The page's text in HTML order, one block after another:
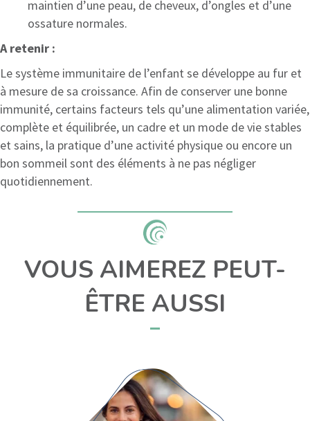
maintien d’une peau, de cheveux, d’ongles et d’une
ossature normales.
A retenir :
Le système immunitaire de l’enfant se développe au fur et
à mesure de sa croissance. Afin de conserver une bonne
immunité, certains facteurs tels qu’une alimentation variée,
complète et équilibrée, un cadre et un mode de vie stables
et sains, la pratique d’une activité physique ou encore un
bon sommeil sont des éléments à ne pas négliger
quotidiennement.
VOUS AIMEREZ PEUT-
ÊTRE AUSSI